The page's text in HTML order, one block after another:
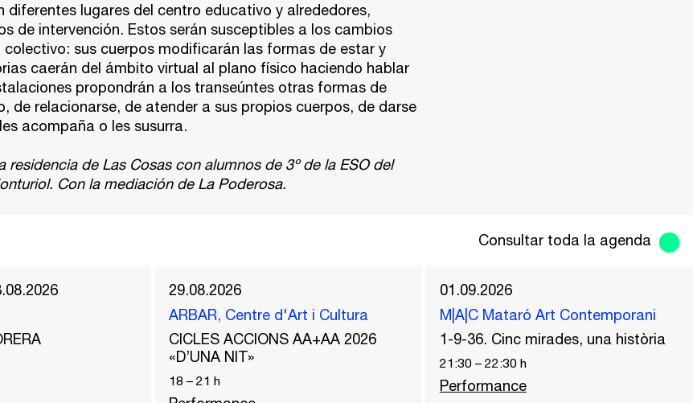
diferentes lugares del centro educativo y alrededores,
de intervención. Estos serán susceptibles a los cambios
colectivo: sus cuerpos modificarán las formas de estar y
caerán del ámbito virtual al plano físico haciendo hablar
propondrán a los transeúntes otras formas de
de relacionarse, de atender a sus propios cuerpos, de darse
acompaña o les susurra.
residencia de Las Cosas con alumnos de 3º de la ESO del
Con la mediación de La Poderosa.
Consultar toda la agenda
29.08.2026
ARBAR, Centre d'Art i Cultura
CICLES ACCIONS AA+AA 2026
«D’UNA NIT»
18 – 21 h
01.09.2026
M|A|C Mataró Art Contemporani
1-9-36. Cinc mirades, una història
21:30– 22:30h
Performance